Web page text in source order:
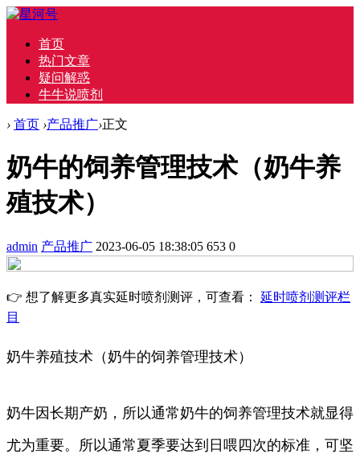
首页
热门文章
疑问解惑
牛牛说喷剂
› 首页 ›产品推广›正文
奶牛的饲养管理技术（奶牛养
殖技术）
admin 产品推广 2023-06-05 18:38:05 653 0
👉 想了解更多真实延时喷剂测评，可查看： 延时喷剂测评栏
目
奶牛养殖技术（奶牛的饲养管理技术）
奶牛因长期产奶，所以通常奶牛的饲养管理技术就显得
尤为重要。所以通常夏季要达到日喂四次的标准，可坚